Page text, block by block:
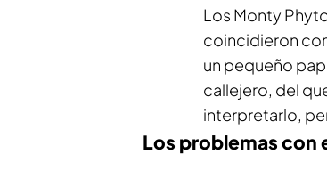
Los Monty
coincidieron
un pequeño
callejero, del
interpretarlo,
Los problemas con